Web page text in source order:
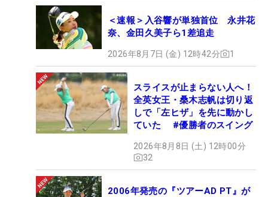
＜速報＞入谷響が単独首位 永井花
奈、金田久美子ら1差追走
2026年8月7日 (金) 12時42分 1
スライスが止まらない人へ！
全英女王・桑木志帆は切り返
しで「左ヒザ」を先に動かし
ていた #優勝者のスイング
2026年8月8日 (土) 12時00分
32
2006年発売の『ツアーAD PT』が